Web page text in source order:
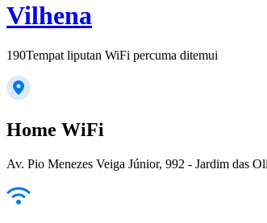
Vilhena
190Tempat liputan WiFi percuma ditemui
Home WiFi
Av. Pio Menezes Veiga Júnior, 992 - Jardim das